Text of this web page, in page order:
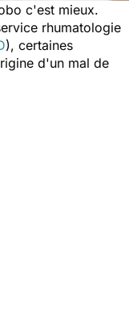
c'est mieux.
rhumatologie
), certaines
d'un mal de